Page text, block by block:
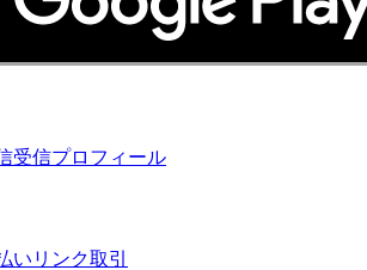
受信プロフィール
いリンク取引